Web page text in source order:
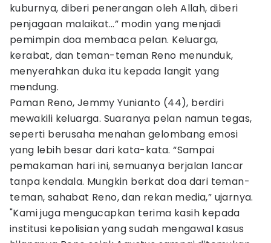
kuburnya, diberi penerangan oleh Allah, diberi
penjagaan malaikat…” modin yang menjadi
pemimpin doa membaca pelan. Keluarga,
kerabat, dan teman-teman Reno menunduk,
menyerahkan duka itu kepada langit yang
mendung.
Paman Reno, Jemmy Yunianto (44), berdiri
mewakili keluarga. Suaranya pelan namun tegas,
seperti berusaha menahan gelombang emosi
yang lebih besar dari kata-kata. “Sampai
pemakaman hari ini, semuanya berjalan lancar
tanpa kendala. Mungkin berkat doa dari teman-
teman, sahabat Reno, dan rekan media,” ujarnya.
"Kami juga mengucapkan terima kasih kepada
institusi kepolisian yang sudah mengawal kasus